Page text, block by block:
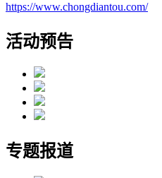
https://www.chongdiantou.com/
活动预告
专题报道